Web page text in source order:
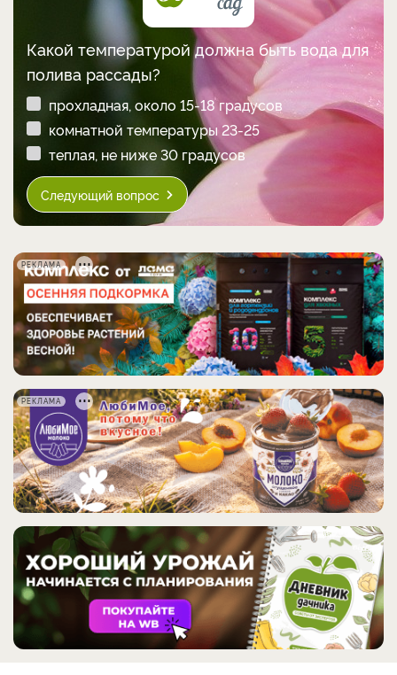
Какой температурой должна быть вода для
полива рассады?
прохладная, около 15-18 градусов
комнатной температуры 23-25
теплая, не ниже 30 градусов
Следующий вопрос
РЕКЛАМА
РЕКЛАМА